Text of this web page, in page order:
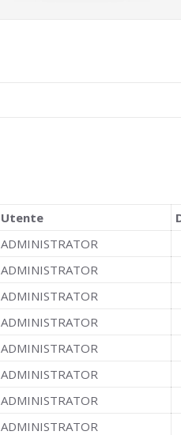
Utente
ADMINISTRATOR
ADMINISTRATOR
ADMINISTRATOR
ADMINISTRATOR
ADMINISTRATOR
ADMINISTRATOR
ADMINISTRATOR
ADMINISTRATOR